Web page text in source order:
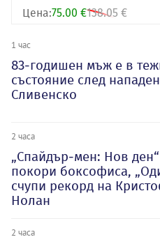
Цена:75.00 €138.05 €
1 час
83-годишен мъж е в
състояние след
Сливенско
2 часа
„Спайдър-мен: Нов ден“
покори боксофиса,
счупи рекорд на
Нолан
2 часа